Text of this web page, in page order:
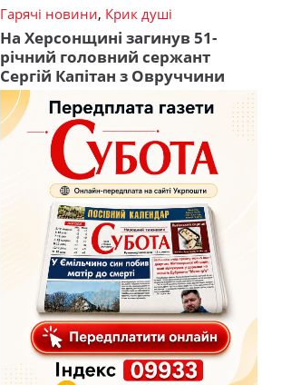
Гарячі новини, Крик душі
На Херсонщині загинув 51-
річний головний сержант
Сергій Капітан з Овруччини